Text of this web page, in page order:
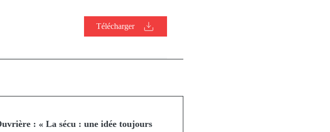
Télécharger
: « La sécu : une idée toujours